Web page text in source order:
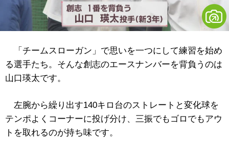
「チームスローガン」で思いを一つにして練習を始め
る選手たち。そんな創志のエースナンバーを背負うのは
山口瑛太です。
左腕から繰り出す140キロ台のストレートと変化球を
テンポよくコーナーに投げ分け、三振でもゴロでもアウ
トを取れるのが持ち味です。